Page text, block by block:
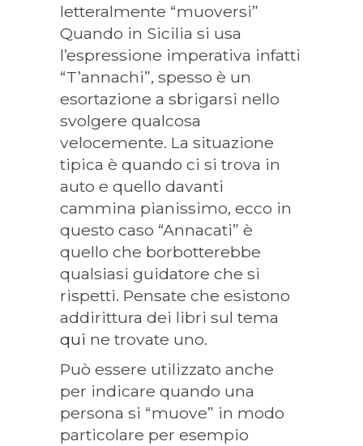
letteralmente “muoversi”
Quando in Sicilia si usa
l’espressione imperativa infatti
“T’annachi”, spesso è un
esortazione a sbrigarsi nello
svolgere qualcosa
velocemente. La situazione
tipica è quando ci si trova in
auto e quello davanti
cammina pianissimo, ecco in
questo caso “Annacati” è
quello che borbotterebbe
qualsiasi guidatore che si
rispetti. Pensate che esistono
addirittura dei libri sul tema
qui ne trovate uno.
Può essere utilizzato anche
per indicare quando una
persona si “muove” in modo
particolare per esempio